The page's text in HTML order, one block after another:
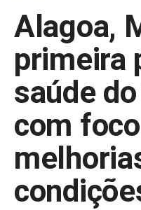
Alagoa,
primeira
saúde
com